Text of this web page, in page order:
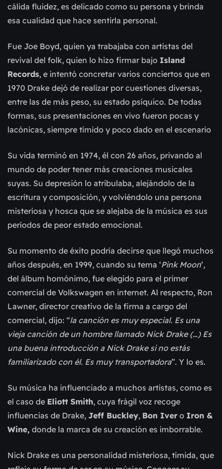
cálida fluidez, es delicado como su persona y brinda
esa cualidad que hace sentirla personal.
Fue Joe Boyd, quien ya trabajaba con artistas del
revival del folk, quien lo hizo firmar bajo Island
Records, e intentó concretar varios conciertos que en
1970 Drake dejó de realizar por cuestiones diversas,
entre las de más peso, su estado psíquico. De todas
formas, sus presentaciones en vivo fueron pocas y
lacónicas, siempre tímido y poco dado en el escenario
Su vida terminó en 1974, él con 26 años, privando al
mundo de poder tener más creaciones musicales
suyas. Su depresión lo atribulaba, alejándolo de la
escritura y composición, y volviéndolo una persona
misteriosa y hosca que se alejaba de la música es sus
períodos de peor estado emocional.
Su momento de éxito podría decirse que llegó muchos
años después, en 1999, cuando su tema ‘Pink Moon’,
del álbum homónimo, fue elegido para el primer
comercial de Volkswagen en internet. Al respecto, Ron
Lawner, director creativo de la firma a cargo del
comercial, dijo: “la canción es muy especial. Es una
vieja canción de un hombre llamado Nick Drake (…) Es
una buena introducción a Nick Drake si no estás
familiarizado con él. Es muy transportadora”. Y lo es.
Su música ha influenciado a muchos artistas, como es
el caso de Eliott Smith, cuya frágil voz recoge
influencias de Drake, Jeff Buckley, Bon Iver o Iron &
Wine, donde la marca de su creación es imborrable.
Nick Drake es una personalidad misteriosa, tímida, que